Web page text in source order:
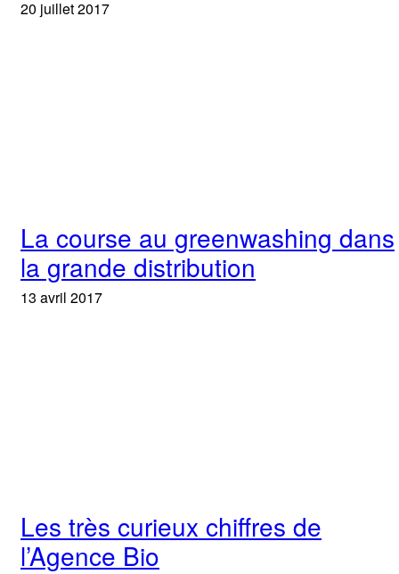
20 juillet 2017
La course au greenwashing dans
la grande distribution
13 avril 2017
Les très curieux chiffres de
l’Agence Bio